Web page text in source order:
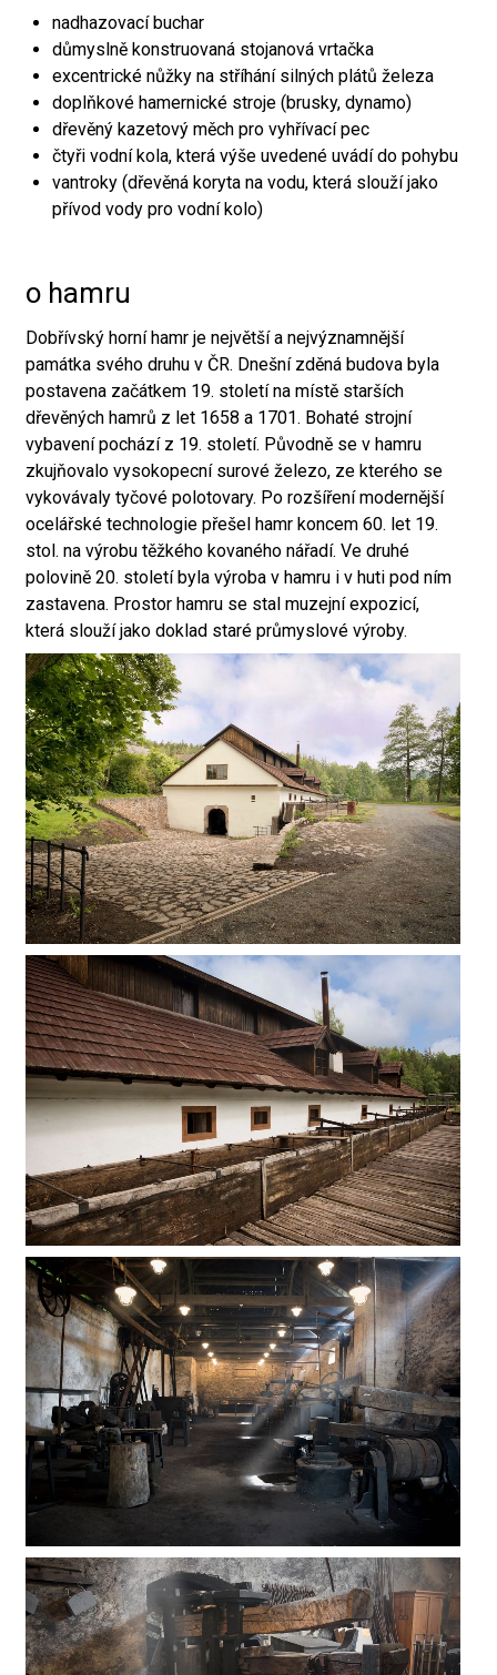
nadhazovací buchar
důmyslně konstruovaná stojanová vrtačka
excentrické nůžky na stříhání silných plátů železa
doplňkové hamernické stroje (brusky, dynamo)
dřevěný kazetový měch pro vyhřívací pec
čtyři vodní kola, která výše uvedené uvádí do pohybu
vantroky (dřevěná koryta na vodu, která slouží jako
přívod vody pro vodní kolo)
o hamru
Dobřívský horní hamr je největší a nejvýznamnější
památka svého druhu v ČR. Dnešní zděná budova byla
postavena začátkem 19. století na místě starších
dřevěných hamrů z let 1658 a 1701. Bohaté strojní
vybavení pochází z 19. století. Původně se v hamru
zkujňovalo vysokopecní surové železo, ze kterého se
vykovávaly tyčové polotovary. Po rozšíření modernější
ocelářské technologie přešel hamr koncem 60. let 19.
stol. na výrobu těžkého kovaného nářadí. Ve druhé
polovině 20. století byla výroba v hamru i v huti pod ním
zastavena. Prostor hamru se stal muzejní expozicí,
která slouží jako doklad staré průmyslové výroby.